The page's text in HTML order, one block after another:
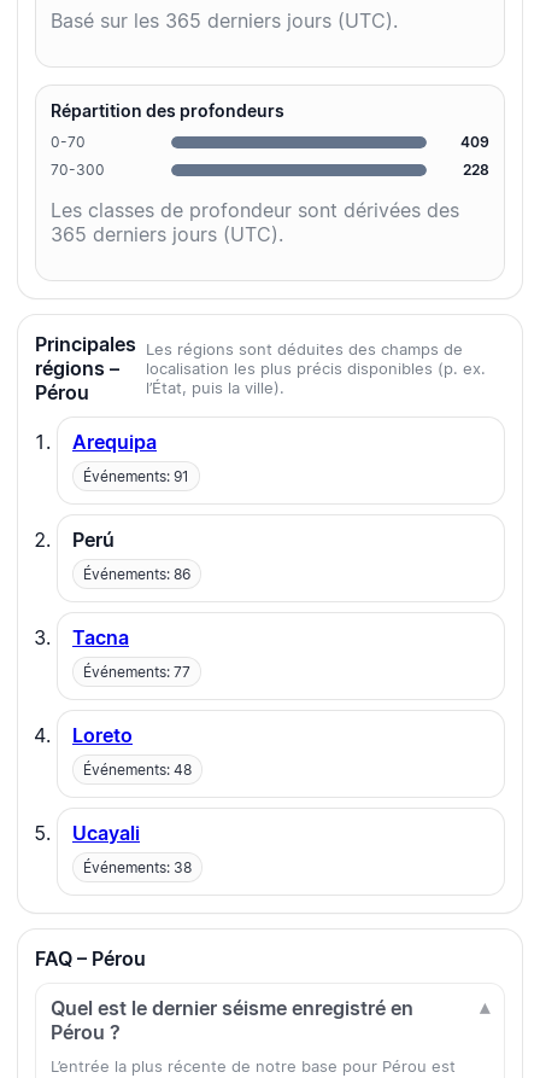
Basé sur les 365 derniers jours (UTC).
Répartition des profondeurs
0-70
409
70-300
228
Les classes de profondeur sont dérivées des
365 derniers jours (UTC).
Principales
régions –
Pérou
Les régions sont déduites des champs de
localisation les plus précis disponibles (p. ex.
l’État, puis la ville).
Arequipa
Événements: 91
Perú
Événements: 86
Tacna
Événements: 77
Loreto
Événements: 48
Ucayali
Événements: 38
FAQ – Pérou
Quel est le dernier séisme enregistré en
Pérou ?
L’entrée la plus récente de notre base pour Pérou est